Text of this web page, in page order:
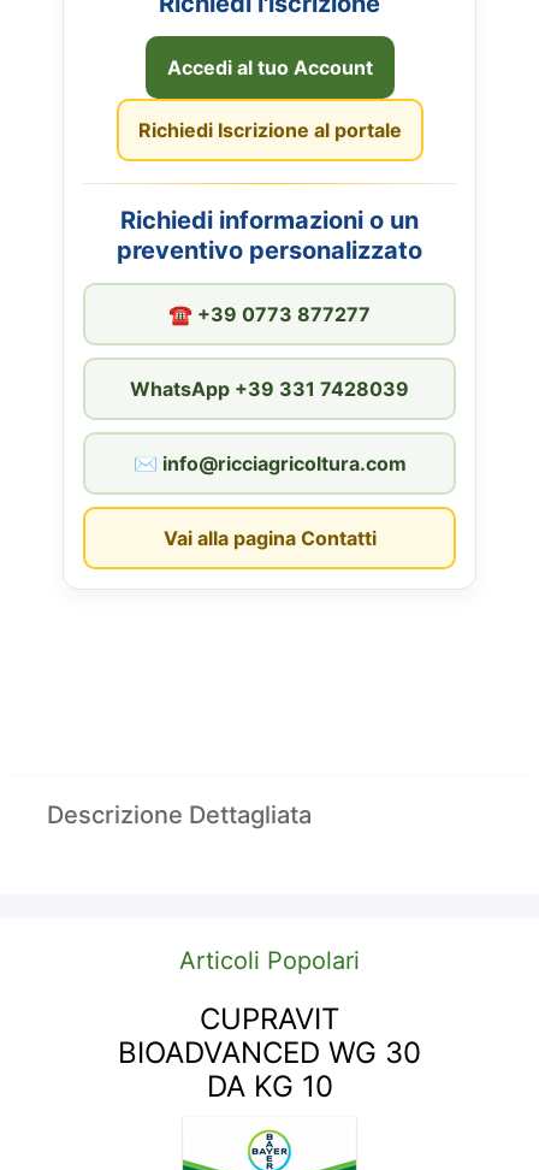
Accedi al tuo Account
Richiedi Iscrizione al portale
Richiedi informazioni o un
preventivo personalizzato
☎︎ +39 0773 877277
WhatsApp +39 331 7428039
✉︎ info@ricciagricoltura.com
Vai alla pagina Contatti
Descrizione Dettagliata
Articoli Popolari
CUPRAVIT
BIOADVANCED WG 30
DA KG 10